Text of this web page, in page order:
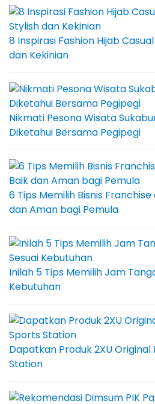
8 Inspirasi Fashion Hijab
dan Kekinian
Nikmati Pesona Wisata
Diketahui Bersama Pegipegi
6 Tips Memilih Bisnis
dan Aman bagi Pemula
Inilah 5 Tips Memilih Jam
Kebutuhan
Dapatkan Produk 2XU
Station